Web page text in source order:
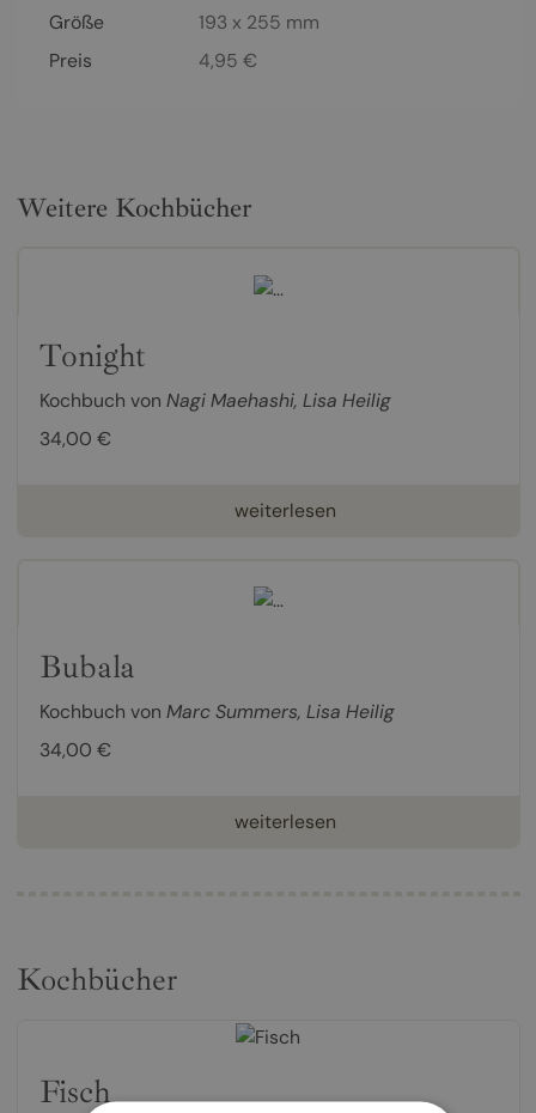
Größe
193 x 255 mm
Preis
4,95 €
Weitere Kochbücher
Tonight
Kochbuch von Nagi Maehashi, Lisa Heilig
34,00 €
weiterlesen
Bubala
Kochbuch von Marc Summers, Lisa Heilig
34,00 €
weiterlesen
Kochbücher
Fisch